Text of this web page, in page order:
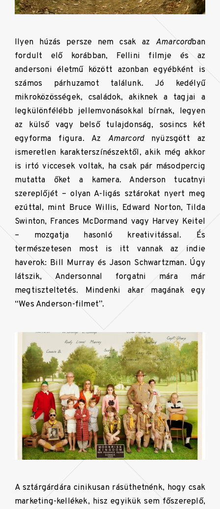
Ilyen húzás persze nem csak az Amarcordban
fordult elő korábban, Fellini filmje és az
andersoni életmű között azonban egyébként is
számos párhuzamot találunk. Jó kedélyű
mikroközösségek, családok, akiknek a tagjai a
legkülönfélébb jellemvonásokkal bírnak, legyen
az külső vagy belső tulajdonság, sosincs két
egyforma figura. Az Amarcordnyüzsgött az
ismeretlen karakterszínészektől, akik még akkor
is irtó viccesek voltak, ha csak pár másodpercig
mutatta őket a kamera. Anderson tucatnyi
szereplőjét – olyan A-ligás sztárokat nyert meg
ezúttal, mint Bruce Willis, Edward Norton, Tilda
Swinton, Frances McDormand vagy Harvey Keitel
– mozgatja hasonló kreativitással. És
természetesen most is itt vannak az indie
haverok: Bill Murray és Jason Schwartzman. Úgy
látszik, Andersonnal forgatni mára már
megtiszteltetés. Mindenki akar magának egy
“Wes Anderson-filmet”.
A sztárgárdára cinikusan rásüthetnénk, hogy csak
marketing-kellékek, hisz egyikük sem főszereplő,